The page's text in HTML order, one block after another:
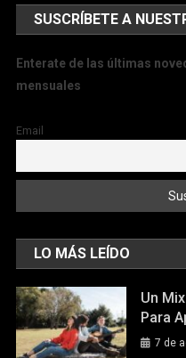
SUSCRÍBETE A
Enterate de las últimas
mensuales
Email
LO MÁS LEÍDO
Un
Para
7 de